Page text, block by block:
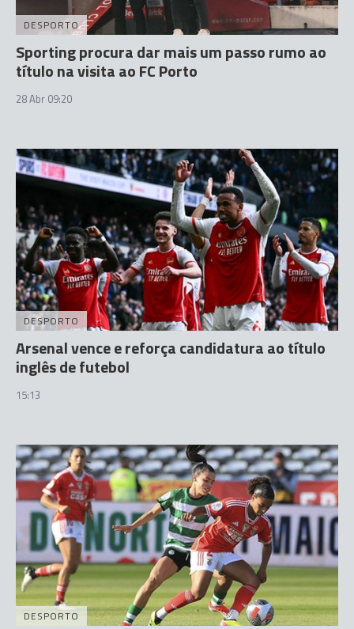
DESPORTO
Sporting procura dar mais um passo rumo ao
título na visita ao FC Porto
28 Abr 09:20
DESPORTO
Arsenal vence e reforça candidatura ao título
inglês de futebol
15:13
DESPORTO